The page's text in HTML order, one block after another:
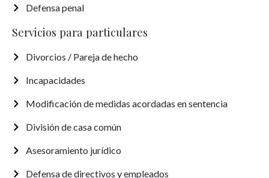
Defensa penal
Servicios para particulares
Divorcios / Pareja de hecho
Incapacidades
Modificación de medidas acordadas en sentencia
División de casa común
Asesoramiento jurídico
Defensa de directivos y empleados